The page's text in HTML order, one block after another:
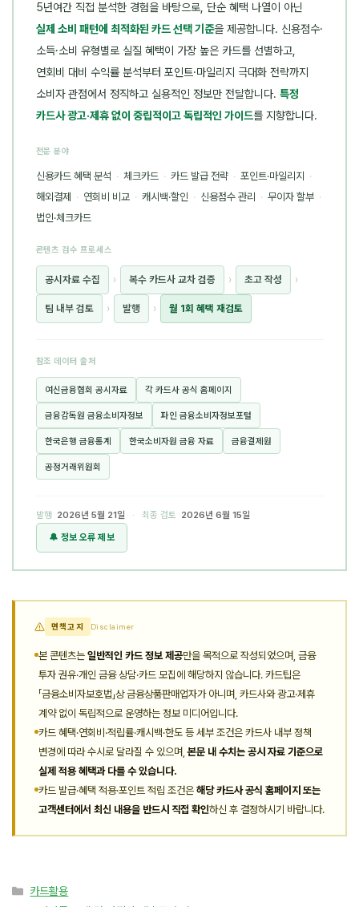
5년여간 직접 분석한 경험을 바탕으로, 단순 혜택 나열이 아닌
실제 소비 패턴에 최적화된 카드 선택 기준을 제공합니다. 신용점수·
소득·소비 유형별로 실질 혜택이 가장 높은 카드를 선별하고,
연회비 대비 수익률 분석부터 포인트·마일리지 극대화 전략까지
소비자 관점에서 정직하고 실용적인 정보만 전달합니다. 특정
카드사 광고·제휴 없이 중립적이고 독립적인 가이드를 지향합니다.
전문 분야
신용카드 혜택 분석 · 체크카드 · 카드 발급 전략 · 포인트·마일리지 ·
해외결제 · 연회비 비교 · 캐시백·할인 · 신용점수 관리 · 무이자 할부 ·
법인·체크카드
콘텐츠 검수 프로세스
공시자료 수집 › 복수 카드사 교차 검증 › 초고 작성 ›
팀 내부 검토 › 발행 › 월 1회 혜택 재검토
참조 데이터 출처
여신금융협회 공시자료 각 카드사 공식 홈페이지
금융감독원 금융소비자정보 파인 금융소비자정보포털
한국은행 금융통계 한국소비자원 금융 자료 금융결제원
공정거래위원회
발행 2026년 5월 21일 · 최종 검토
2026년 6월 15일
🔔 정보 오류 제보
면책고지 Disclaimer
본 콘텐츠는 일반적인 카드 정보 제공만을 목적으로 작성되었으며, 금융
투자 권유·개인 금융 상담·카드 모집에 해당하지 않습니다. 카드팁은
「금융소비자보호법」상 금융상품판매업자가 아니며, 카드사와 광고·제휴
계약 없이 독립적으로 운영하는 정보 미디어입니다.
카드 혜택·연회비·적립률·캐시백·한도 등 세부 조건은 카드사 내부 정책
변경에 따라 수시로 달라질 수 있으며,본문 내 수치는 공시 자료 기준으로
실제 적용 혜택과 다를 수 있습니다.
카드 발급·혜택 적용·포인트 적립 조건은 해당 카드사 공식 홈페이지 또는
고객센터에서 최신 내용을 반드시 직접 확인하신 후 결정하시기 바랍니다.
카
카드활용